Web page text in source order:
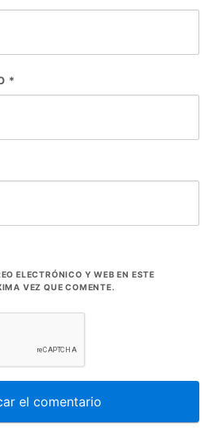
*
ELECTRÓNICO Y WEB EN ESTE
VEZ QUE COMENTE.